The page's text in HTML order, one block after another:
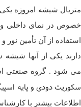
متریال شیشه امروزه
خصوص در نمای داخلی و
استفاده از آن تأمین
دارند یکی از آنها
می شود . گروه صنعتی
سکوریت دودی و پایه
اطلاعات بیشتر با